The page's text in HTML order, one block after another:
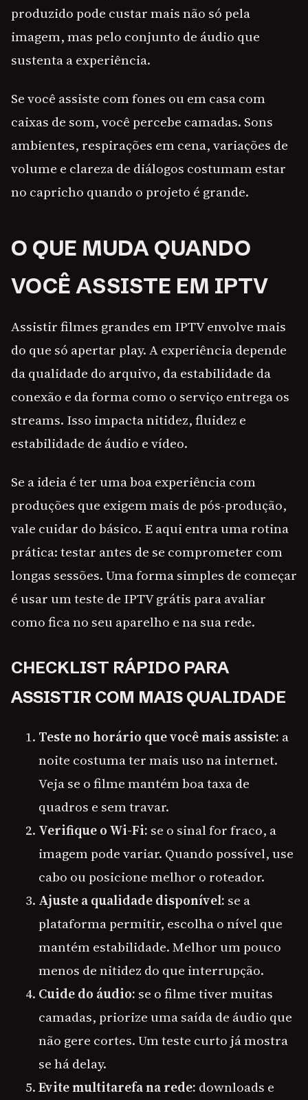
produzido pode custar mais não só pela
imagem, mas pelo conjunto de áudio que
sustenta a experiência.
Se você assiste com fones ou em casa com
caixas de som, você percebe camadas. Sons
ambientes, respirações em cena, variações de
volume e clareza de diálogos costumam estar
no capricho quando o projeto é grande.
O QUE MUDA QUANDO
VOCÊ ASSISTE EM IPTV
Assistir filmes grandes em IPTV envolve mais
do que só apertar play. A experiência depende
da qualidade do arquivo, da estabilidade da
conexão e da forma como o serviço entrega os
streams. Isso impacta nitidez, fluidez e
estabilidade de áudio e vídeo.
Se a ideia é ter uma boa experiência com
produções que exigem mais de pós-produção,
vale cuidar do básico. E aqui entra uma rotina
prática: testar antes de se comprometer com
longas sessões. Uma forma simples de começar
é usar um teste de IPTV grátis para avaliar
como fica no seu aparelho e na sua rede.
CHECKLIST RÁPIDO PARA
ASSISTIR COM MAIS QUALIDADE
Teste no horário que você mais assiste: a
noite costuma ter mais uso na internet.
Veja se o filme mantém boa taxa de
quadros e sem travar.
Verifique o Wi-Fi: se o sinal for fraco, a
imagem pode variar. Quando possível, use
cabo ou posicione melhor o roteador.
Ajuste a qualidade disponível: se a
plataforma permitir, escolha o nível que
mantém estabilidade. Melhor um pouco
menos de nitidez do que interrupção.
Cuide do áudio: se o filme tiver muitas
camadas, priorize uma saída de áudio que
não gere cortes. Um teste curto já mostra
se há delay.
Evite multitarefa na rede: downloads e